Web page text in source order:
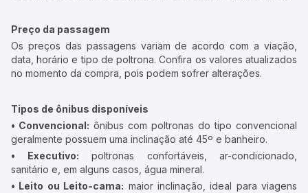
Preço da passagem
Os preços das passagens variam de acordo com a viação,
data, horário e tipo de poltrona. Confira os valores atualizados
no momento da compra, pois podem sofrer alterações.
Tipos de ônibus disponíveis
• Convencional: ônibus com poltronas do tipo convencional
geralmente possuem uma inclinação até 45º e banheiro.
• Executivo: poltronas confortáveis, ar-condicionado,
sanitário e, em alguns casos, água mineral.
• Leito ou Leito-cama: maior inclinação, ideal para viagens